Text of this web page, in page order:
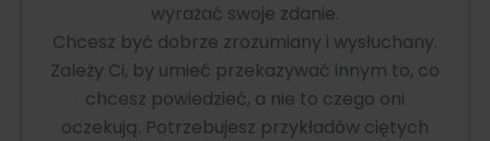
wyrażać swoje zdanie.
Chcesz być dobrze zrozumiany i wysłuchany.
Zależy Ci, by umieć przekazywać innym to, co
chcesz powiedzieć, a nie to czego oni
oczekują. Potrzebujesz przykładów ciętych